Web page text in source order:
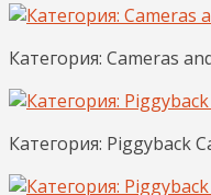
Категория: Cameras
Категория: Piggyback